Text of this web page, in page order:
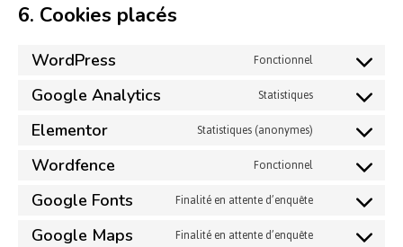
6. Cookies placés
WordPress
Fonctionnel
Google Analytics
Statistiques
Elementor
Statistiques (anonymes)
Wordfence
Fonctionnel
Google Fonts
Finalité en attente d’enquête
Google Maps
Finalité en attente d’enquête